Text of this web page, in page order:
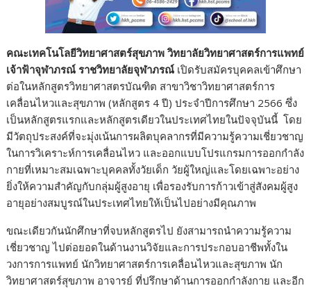
คณะเทคโนโลยีวิทยาศาสตร์สุขภาพ วิทยาลัยวิทยาศาสตร์การแพทย์
เจ้าฟ้าจุฬาภรณ์ ราชวิทยาลัยจุฬาภรณ์ เปิดรับสมัครบุคคลเข้าศึกษา
ต่อในหลักสูตรวิทยาศาสตรบัณฑิต สาขาวิชาวิทยาศาสตร์การ
เคลื่อนไหวและสุขภาพ (หลักสูตร 4 ปี) ประจำปีการศึกษา 2566 ซึ่ง
เป็นหลักสูตรแรกและหลักสูตรเดียวในประเทศไทยในปัจจุบันนี้ โดย
มีวัตถุประสงค์ที่จะมุ่งเน้นการผลิตบุคลากรที่มีความรู้ความเชี่ยวชาญ
ในการวิเคราะห์การเคลื่อนไหว และออกแบบโปรแกรมการออกกำลัง
กายที่เหมาะสมเฉพาะบุคคลทั้งวัยเด็ก วัยผู้ใหญ่และโดยเฉพาะอย่าง
ยิ่งให้ความสำคัญกับกลุ่มผู้สูงอายุ เพื่อรองรับการก้าวเข้าสู่สังคมผู้สูง
อายุอย่างสมบูรณ์ในประเทศไทยให้เป็นไปอย่างมีคุณภาพ
ขณะเดียวกันนักศึกษาที่จบหลักสูตรไป ยังสามารถนำความรู้ความ
เชี่ยวชาญ ไปต่อยอดในด้านงานวิจัยและการประกอบอาชีพทั้งใน
วงการการแพทย์ นักวิทยาศาสตร์การเคลื่อนไหวและสุขภาพ นัก
วิทยาศาสตร์สุขภาพ อาจารย์ ที่ปรึกษาด้านการออกกำลังกาย และอีก